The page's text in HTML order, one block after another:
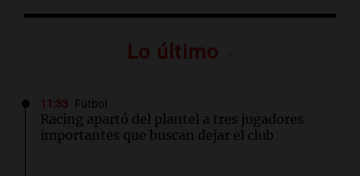
Lo último
11:33 Fútbol
Racing apartó del plantel a tres jugadores
importantes que buscan dejar el club